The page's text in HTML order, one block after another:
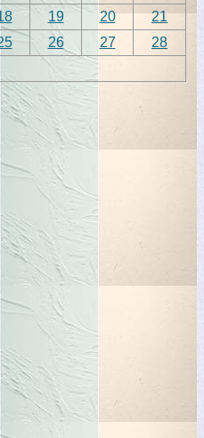
19 20
21
26 27
28